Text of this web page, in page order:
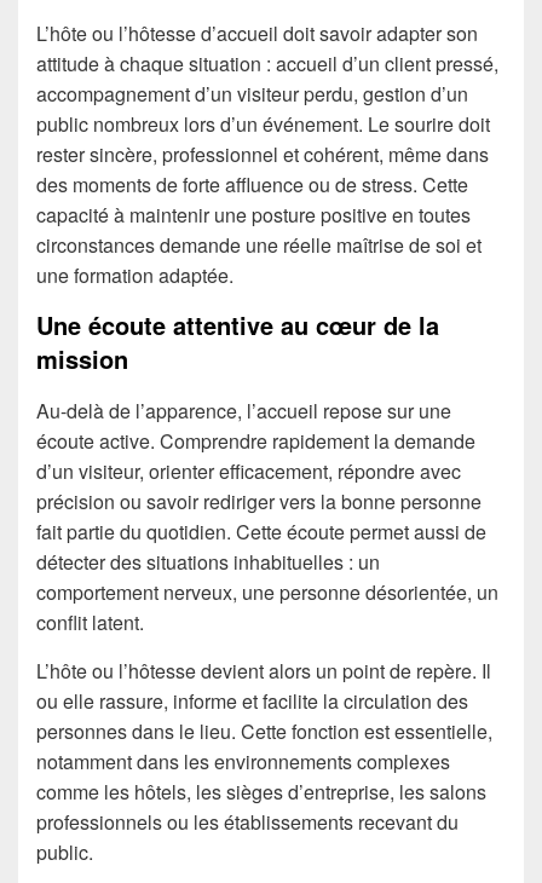
L’hôte ou l’hôtesse d’accueil doit savoir adapter son
attitude à chaque situation : accueil d’un client pressé,
accompagnement d’un visiteur perdu, gestion d’un
public nombreux lors d’un événement. Le sourire doit
rester sincère, professionnel et cohérent, même dans
des moments de forte affluence ou de stress. Cette
capacité à maintenir une posture positive en toutes
circonstances demande une réelle maîtrise de soi et
une formation adaptée.
Une écoute attentive au cœur de la
mission
Au-delà de l’apparence, l’accueil repose sur une
écoute active. Comprendre rapidement la demande
d’un visiteur, orienter efficacement, répondre avec
précision ou savoir rediriger vers la bonne personne
fait partie du quotidien. Cette écoute permet aussi de
détecter des situations inhabituelles : un
comportement nerveux, une personne désorientée, un
conflit latent.
L’hôte ou l’hôtesse devient alors un point de repère. Il
ou elle rassure, informe et facilite la circulation des
personnes dans le lieu. Cette fonction est essentielle,
notamment dans les environnements complexes
comme les hôtels, les sièges d’entreprise, les salons
professionnels ou les établissements recevant du
public.